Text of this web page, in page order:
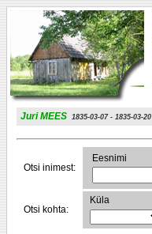
Juri MEES 1835-03-07 - 1835-03-20
Otsi inimest:
Eesnimi
Otsi kohta:
Küla